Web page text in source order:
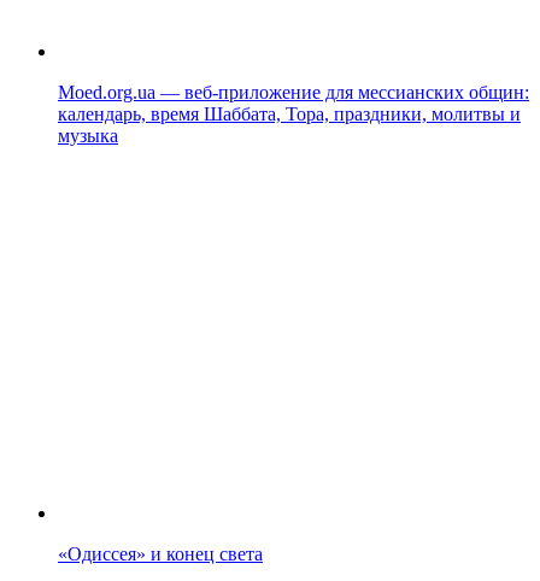
Moed.org.ua — веб-приложение для мессианских общин:
календарь, время Шаббата, Тора, праздники, молитвы и
музыка
«Одиссея» и конец света